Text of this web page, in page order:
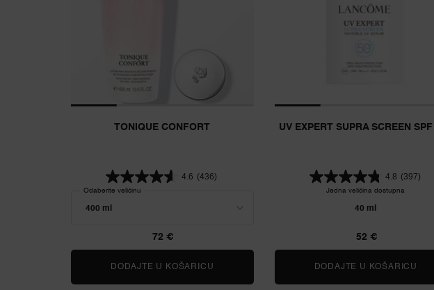
TONIQUE CONFORT
4.6 (436)
Odaberite veličinu
72 €
DODAJTE U KOŠARICU
UV EXPERT SUPRA SCREEN
4.8 (397)
Jedna veličina dostupna
40 ml
52 €
DODAJTE U KOŠARICU